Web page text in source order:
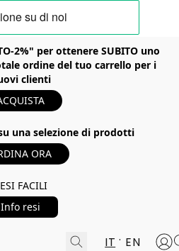
2%" per ottenere SUBITO uno
ordine del tuo carrello per i
clienti
una selezione di prodotti
ORA
FACILI
Info resi
IT EN